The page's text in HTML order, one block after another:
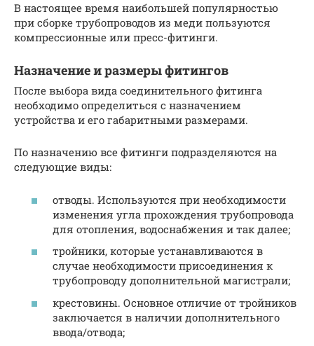
В настоящее время наибольшей популярностью
при сборке трубопроводов из меди пользуются
компрессионные или пресс-фитинги.
Назначение и размеры фитингов
После выбора вида соединительного фитинга
необходимо определиться с назначением
устройства и его габаритными размерами.
По назначению все фитинги подразделяются на
следующие виды:
отводы. Используются при необходимости
изменения угла прохождения трубопровода
для отопления, водоснабжения и так далее;
тройники, которые устанавливаются в
случае необходимости присоединения к
трубопроводу дополнительной магистрали;
крестовины. Основное отличие от тройников
заключается в наличии дополнительного
ввода/отвода;